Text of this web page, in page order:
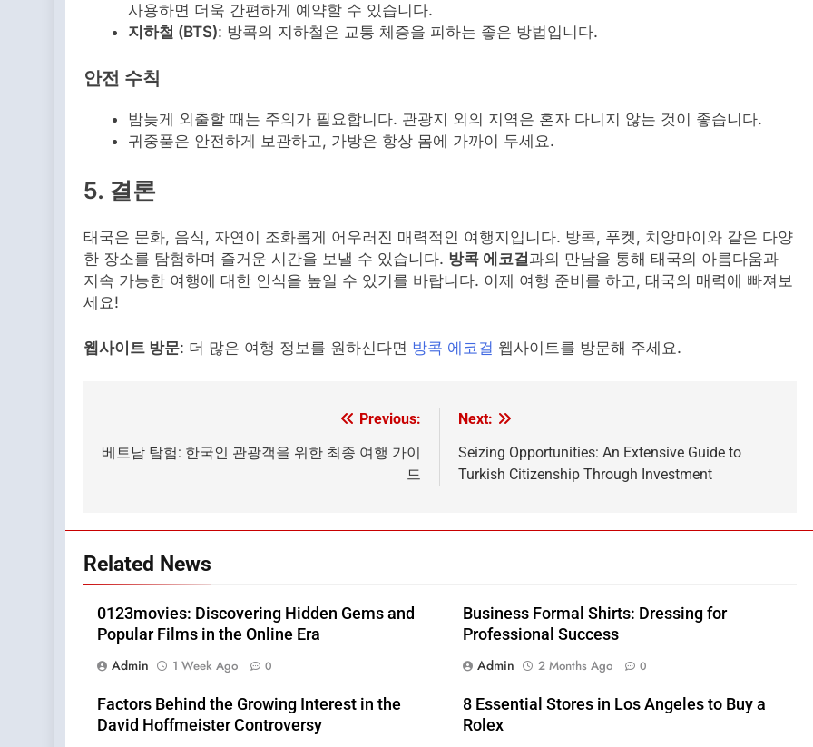
사용하면 더욱 간편하게 예약할 수 있습니다.
지하철 (BTS): 방콕의 지하철은 교통 체증을 피하는 좋은 방법입니다.
안전 수칙
밤늦게 외출할 때는 주의가 필요합니다. 관광지 외의 지역은 혼자 다니지 않는 것이 좋습니다.
귀중품은 안전하게 보관하고, 가방은 항상 몸에 가까이 두세요.
5. 결론
태국은 문화, 음식, 자연이 조화롭게 어우러진 매력적인 여행지입니다. 방콕, 푸켓, 치앙마이와 같은 다양
한 장소를 탐험하며 즐거운 시간을 보낼 수 있습니다. 방콕 에코걸과의 만남을 통해 태국의 아름다움과
지속 가능한 여행에 대한 인식을 높일 수 있기를 바랍니다. 이제 여행 준비를 하고, 태국의 매력에 빠져보
세요!
웹사이트 방문: 더 많은 여행 정보를 원하신다면 방콕 에코걸 웹사이트를 방문해 주세요.
navigation
Previous:
베트남 탐험: 한국인 관광객을 위한 최종 여행 가이
드
Next:
Seizing Opportunities: An Extensive Guide to
Turkish Citizenship Through Investment
Related News
0123movies: Discovering Hidden Gems and
Popular Films in the Online Era
Admin
1 Week Ago 0
Business Formal Shirts: Dressing for
Professional Success
Admin
2 Months Ago 0
Factors Behind the Growing Interest in the
David Hoffmeister Controversy
8 Essential Stores in Los Angeles to Buy a
Rolex